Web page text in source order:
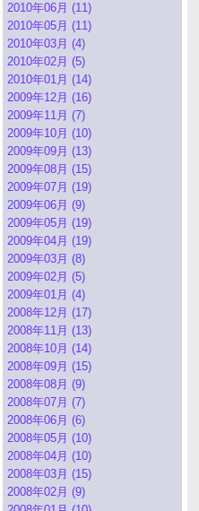
2010年06月 (11)
2010年05月 (11)
2010年03月 (4)
2010年02月 (5)
2010年01月 (14)
2009年12月 (16)
2009年11月 (7)
2009年10月 (10)
2009年09月 (13)
2009年08月 (15)
2009年07月 (19)
2009年06月 (9)
2009年05月 (19)
2009年04月 (19)
2009年03月 (8)
2009年02月 (5)
2009年01月 (4)
2008年12月 (17)
2008年11月 (13)
2008年10月 (14)
2008年09月 (15)
2008年08月 (9)
2008年07月 (7)
2008年06月 (6)
2008年05月 (10)
2008年04月 (10)
2008年03月 (15)
2008年02月 (9)